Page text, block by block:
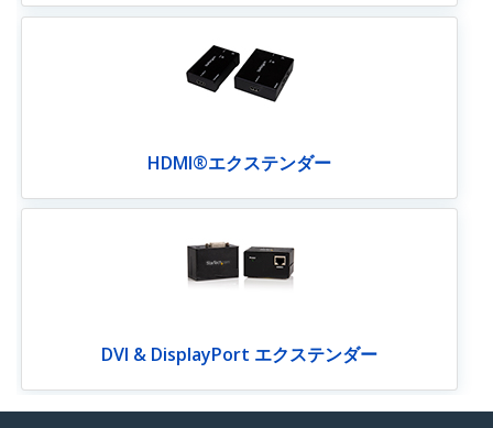
HDMI®エクステンダー
DVI & DisplayPort エクステンダー